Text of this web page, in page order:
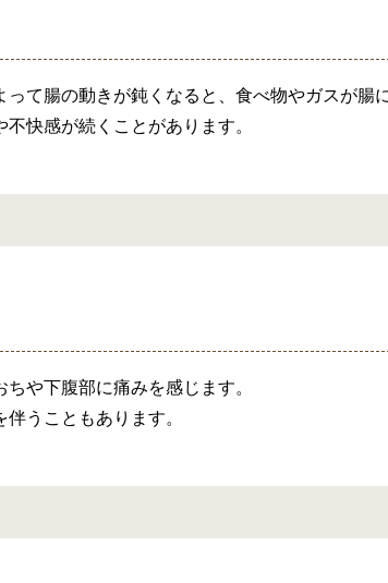
て腸の動きが鈍くなると、食べ物やガスが腸
快感が続くことがあります。
や下腹部に痛みを感じます。
うこともあります。